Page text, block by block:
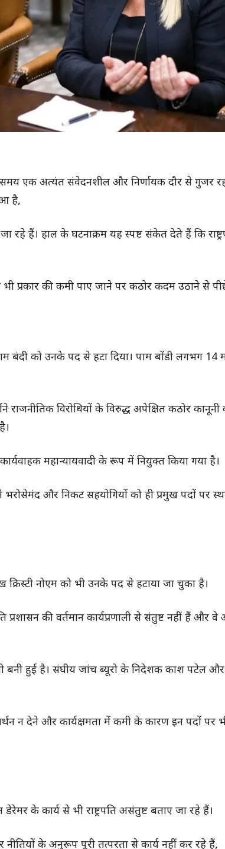
समय एक अत्यंत संवेदनशील और निर्णायक दौर से गुजर
है,
रहे हैं। हाल के घटनाक्रम यह स्पष्ट संकेत देते हैं कि
प्रकार की कमी पाए जाने पर कठोर कदम उठाने से
बंदी को उनके पद से हटा दिया। पाम बोंडी लगभग 14
विरोधियों के विरुद्ध अपेक्षित कठोर कानूनी
महान्यायवादी के रूप में नियुक्त किया गया है।
और निकट सहयोगियों को ही प्रमुख पदों पर
नोएम को भी उनके पद से हटाया जा चुका है।
प्रशासन की वर्तमान कार्यप्रणाली से संतुष्ट नहीं हैं और
भी बनी हुई है। संघीय जांच ब्यूरो के निदेशक काश पटेल
न देने और कार्यक्षमता में कमी के कारण इन पदों पर
के कार्य से भी राष्ट्रपति असंतुष्ट बताए जा रहे हैं।
के अनुरूप पूरी तत्परता से कार्य नहीं कर रहे हैं,